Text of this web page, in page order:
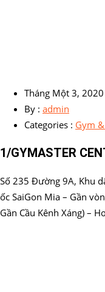
Tháng Một 3, 2020
By : admin
Categories : Gym
1/GYMASTER
Số 235 Đường 9A, Khu
ốc SaiGon Mia – Gần
Gần Cầu Kênh Xáng) –